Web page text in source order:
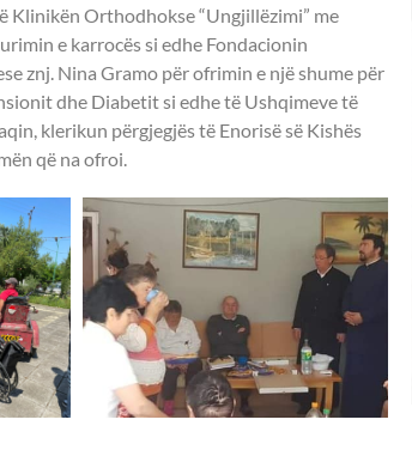
Klinikën Orthodhokse “Ungjillëzimi” me
e karrocës si edhe Fondacionin
znj. Nina Gramo për ofrimin e një shume për
dhe Diabetit si edhe të Ushqimeve të
klerikun përgjegjës të Enorisë së Kishës
që na ofroi.